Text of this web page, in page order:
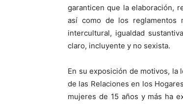
garanticen que la elaboración,
así como de los reglamentos
intercultural, igualdad
claro, incluyente y no sexista.
En su exposición de motivos, la
de las Relaciones en los
mujeres de 15 años y más ha